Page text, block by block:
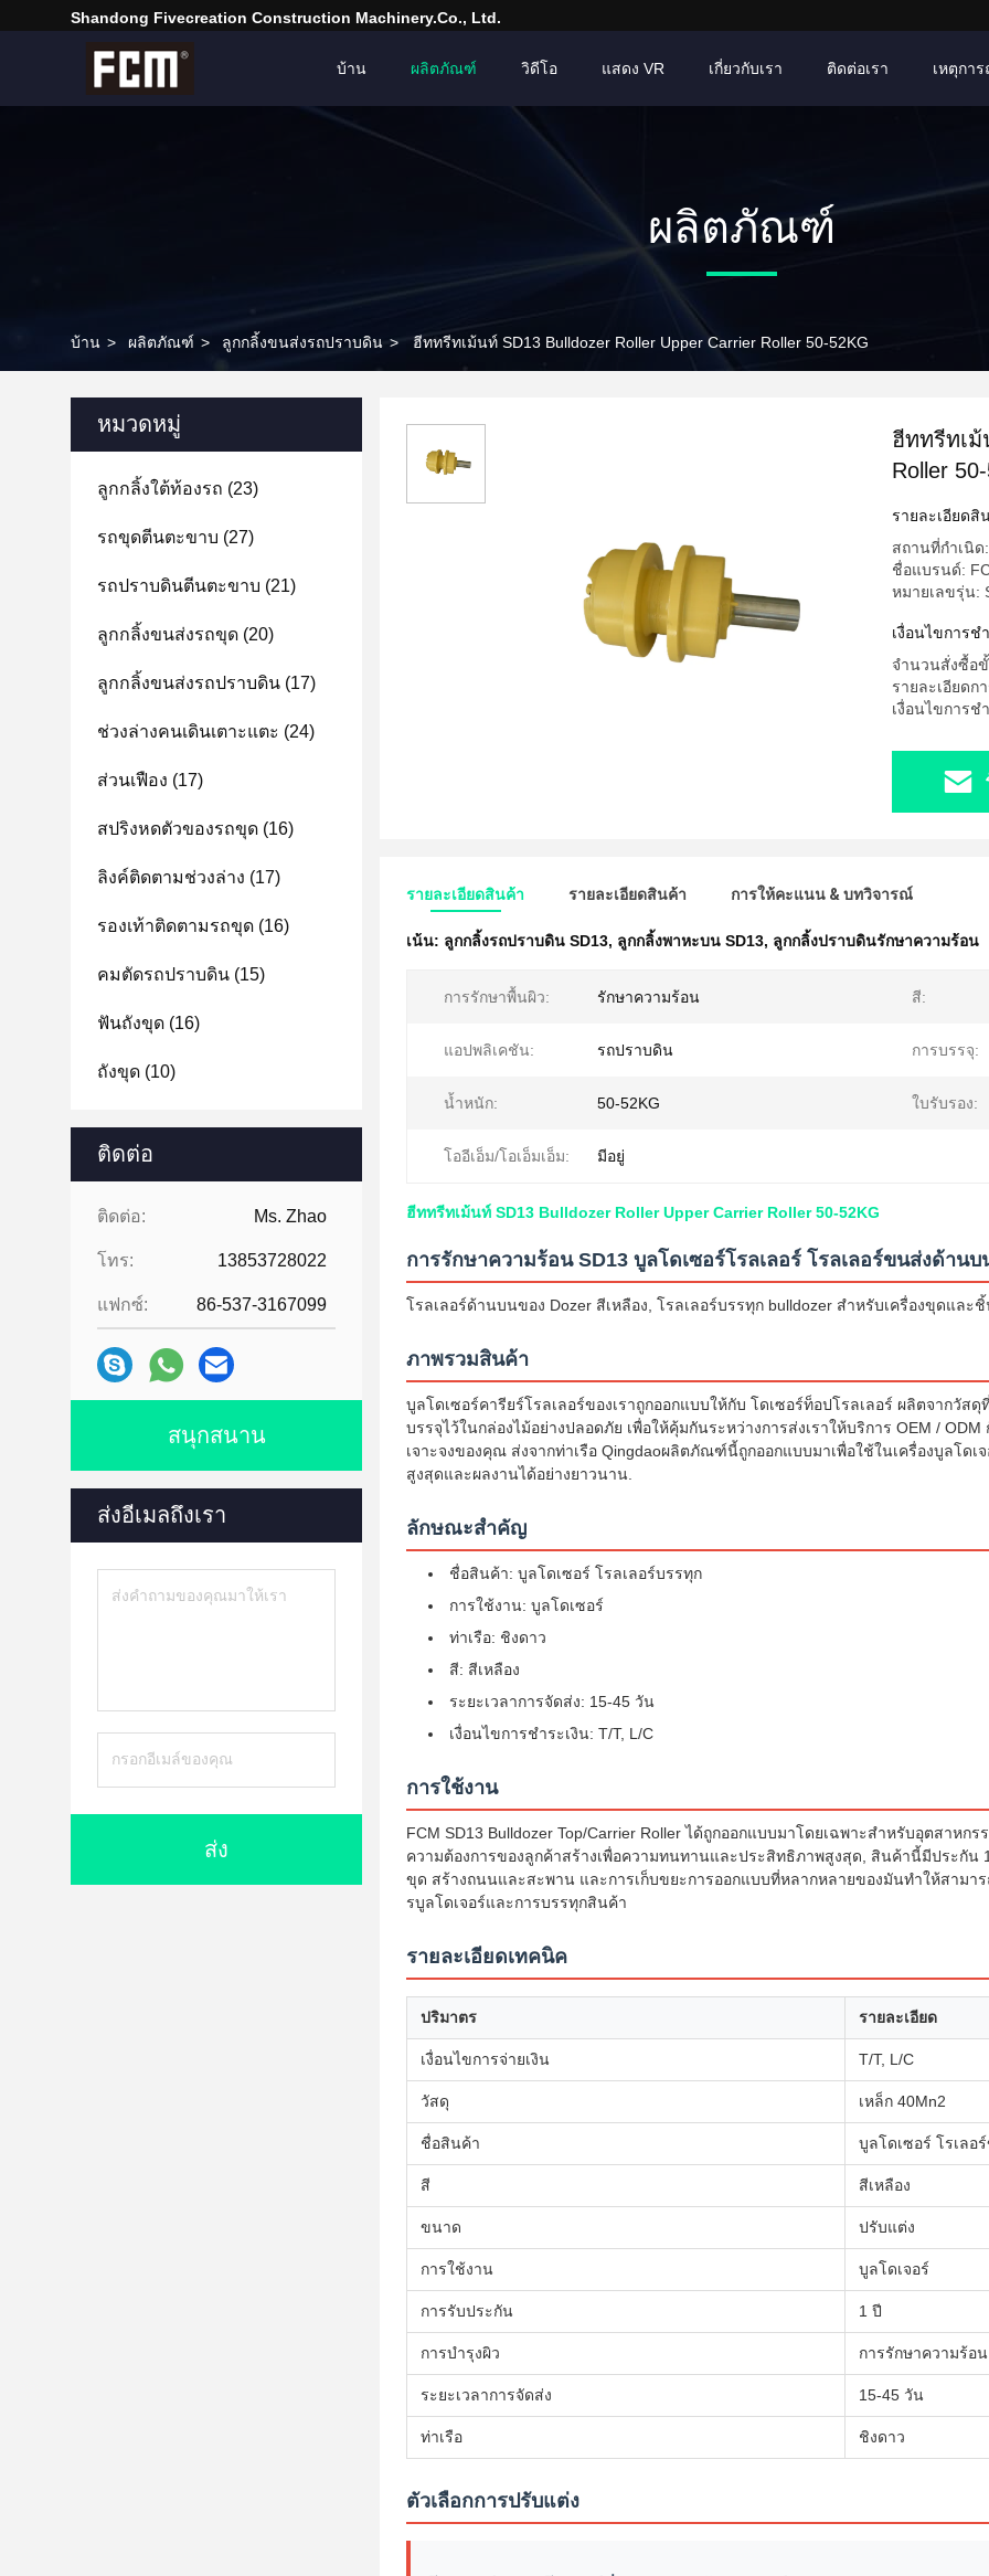
Shandong Fivecreation Construction Machinery.Co., Ltd.
บ้าน ผลิตภัณฑ์ วิดีโอ แสดง VR เกี่ยวกับเรา ติดต่อเรา เหตุกา
ผลิตภัณฑ์
บ้าน > ผลิตภัณฑ์ > ลูกกลิ้งขนส่งรถปราบดิน > ฮีททรีทเม้นท์ SD13 Bulldozer Roller Upper Carrier Roller 50-52KG
หมวดหมู่
ลูกกลิ้งใต้ท้องรถ (23)
รถขุดตีนตะขาบ (27)
รถปราบดินตีนตะขาบ (21)
ลูกกลิ้งขนส่งรถขุด (20)
ลูกกลิ้งขนส่งรถปราบดิน (17)
ช่วงล่างคนเดินเตาะแตะ (24)
ส่วนเฟือง (17)
สปริงหดตัวของรถขุด (16)
ลิงค์ติดตามช่วงล่าง (17)
รองเท้าติดตามรถขุด (16)
คมตัดรถปราบดิน (15)
ฟันถังขุด (16)
ถังขุด (10)
ติดต่อ
ติดต่อ: Ms. Zhao
โทร: 13853728022
แฟกซ์: 86-537-3167099
สนุกสนาน
ส่งอีเมลถึงเรา
ส่ง
ฮีททรีทเม้
Roller
รายละเอียดสิ
สถานที่กำเนิด
ชื่อแบรนด์:
หมายเลขรุ่น:
เงื่อนไขการช
จำนวนสั่งซื้อ
รายละเอียดก
เงื่อนไขการช
รายละเอียดสินค้า รายละเอียดสินค้า การให้คะแนน & บทวิจารณ์
เน้น: ลูกกลิ้งรถปราบดิน SD13, ลูกกลิ้งพาหะบน SD13, ลูกกลิ้งปราบดินรักษาความร้อน
การรักษาพื้นผิว: รักษาความร้อน สี:
แอปพลิเคชัน: รถปราบดิน การบรรจุ:
น้ำหนัก: 50-52KG ใบรับรอง:
โออีเอ็ม/โอเอ็มเอ็ม: มีอยู่
ฮีททรีทเม้นท์ SD13 Bulldozer Roller Upper Carrier Roller 50-52KG
การรักษาความร้อน SD13 บูลโดเซอร์โรลเลอร์ โรลเลอร์ขนส่งด้านบ
โรลเลอร์ด้านบนของ Dozer สีเหลือง, โรลเลอร์บรรทุก bulldozer สําหรับเครื่องขุดและ
ภาพรวมสินค้า
บูลโดเซอร์คารียร์โรลเลอร์ของเราถูกออกแบบให้กับ โดเซอร์ท็อปโรลเลอร์ ผลิตจากวั
บรรจุไว้ในกล่องไม้อย่างปลอดภัย เพื่อให้คุ้มกันระหว่างการส่งเราให้บริการ OEM /
เจาะจงของคุณ ส่งจากท่าเรือ Qingdaoผลิตภัณฑ์นี้ถูกออกแบบมาเพื่อใช้ในเครื่องบูลโด
สูงสุดและผลงานได้อย่างยาวนาน.
ลักษณะสําคัญ
ชื่อสินค้า: บูลโดเซอร์ โรลเลอร์บรรทุก
การใช้งาน: บูลโดเซอร์
ท่าเรือ: ชิงดาว
สี: สีเหลือง
ระยะเวลาการจัดส่ง: 15-45 วัน
เงื่อนไขการชําระเงิน: T/T, L/C
การใช้งาน
FCM SD13 Bulldozer Top/Carrier Roller ได้ถูกออกแบบมาโดยเฉพาะสําหรับอุตสาหก
ความต้องการของลูกค้าสร้างเพื่อความทนทานและประสิทธิภาพสูงสุด, สินค้านี้มีประกัน
ขุด สร้างถนนและสะพาน และการเก็บขยะการออกแบบที่หลากหลายของมันทําให้สามา
รบูลโดเจอร์และการบรรทุกสินค้า
รายละเอียดเทคนิค
ปริมาตร รายละเอียด
เงื่อนไขการจ่ายเงิน T/T, L/C
วัสดุ เหล็ก 40Mn2
ชื่อสินค้า บูลโดเซอร์ โรเลอ
สี สีเหลือง
ขนาด ปรับแต่ง
การใช้งาน บูลโดเจอร์
การรับประกัน 1 ปี
การบํารุงผิว การรักษาความร้อน
ระยะเวลาการจัดส่ง 15-45 วัน
ท่าเรือ ชิงดาว
ตัวเลือกการปรับแต่ง